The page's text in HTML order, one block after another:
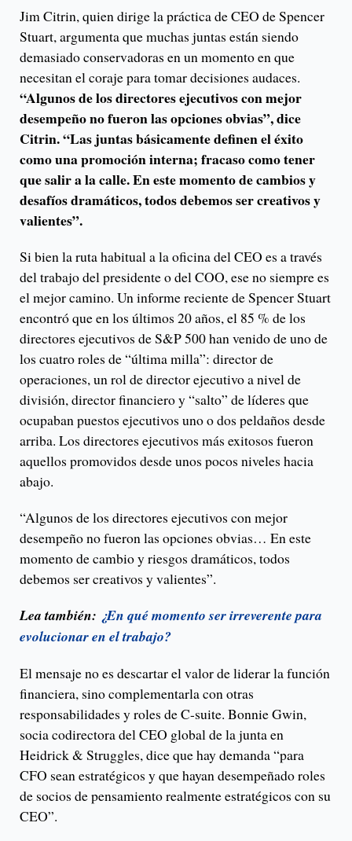
Jim Citrin, quien dirige la práctica de CEO de Spencer
Stuart, argumenta que muchas juntas están siendo
demasiado conservadoras en un momento en que
necesitan el coraje para tomar decisiones audaces.
“Algunos de los directores ejecutivos con mejor
desempeño no fueron las opciones obvias”, dice
Citrin. “Las juntas básicamente definen el éxito
como una promoción interna; fracaso como tener
que salir a la calle. En este momento de cambios y
desafíos dramáticos, todos debemos ser creativos y
valientes”.
Si bien la ruta habitual a la oficina del CEO es a través
del trabajo del presidente o del COO, ese no siempre es
el mejor camino. Un informe reciente de Spencer Stuart
encontró que en los últimos 20 años, el 85 % de los
directores ejecutivos de S&P 500 han venido de uno de
los cuatro roles de “última milla”: director de
operaciones, un rol de director ejecutivo a nivel de
división, director financiero y “salto” de líderes que
ocupaban puestos ejecutivos uno o dos peldaños desde
arriba. Los directores ejecutivos más exitosos fueron
aquellos promovidos desde unos pocos niveles hacia
abajo.
“Algunos de los directores ejecutivos con mejor
desempeño no fueron las opciones obvias… En este
momento de cambio y riesgos dramáticos, todos
debemos ser creativos y valientes”.
Lea también: ¿En qué momento ser irreverente para
evolucionar en el trabajo?
El mensaje no es descartar el valor de liderar la función
financiera, sino complementarla con otras
responsabilidades y roles de C-suite. Bonnie Gwin,
socia codirectora del CEO global de la junta en
Heidrick & Struggles, dice que hay demanda “para
CFO sean estratégicos y que hayan desempeñado roles
de socios de pensamiento realmente estratégicos con su
CEO”.